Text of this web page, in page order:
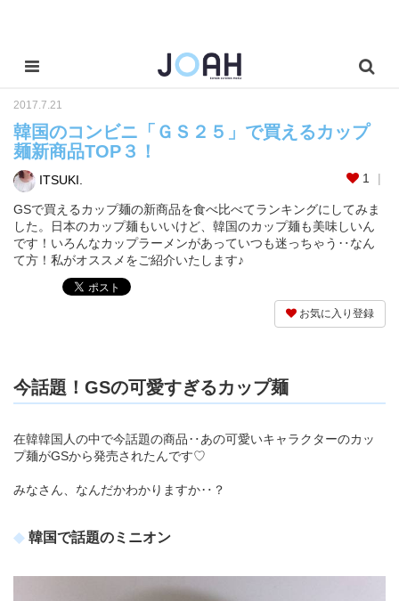
2017.7.21
韓国のコンビニ「ＧＳ２５」で買えるカップ
麺新商品TOP３！
ITSUKI. 1
GSで買えるカップ麺の新商品を食べ比べてランキングにしてみま
した。日本のカップ麺もいいけど、韓国のカップ麺も美味しいん
です！いろんなカップラーメンがあっていつも迷っちゃう‥なん
て方！私がオススメをご紹介いたします♪
お気に入り登録
今話題！GSの可愛すぎるカップ麺
在韓韓国人の中で今話題の商品‥あの可愛いキャラクターのカッ
プ麺がGSから発売されたんです♡
みなさん、なんだかわかりますか‥？
韓国で話題のミニオン